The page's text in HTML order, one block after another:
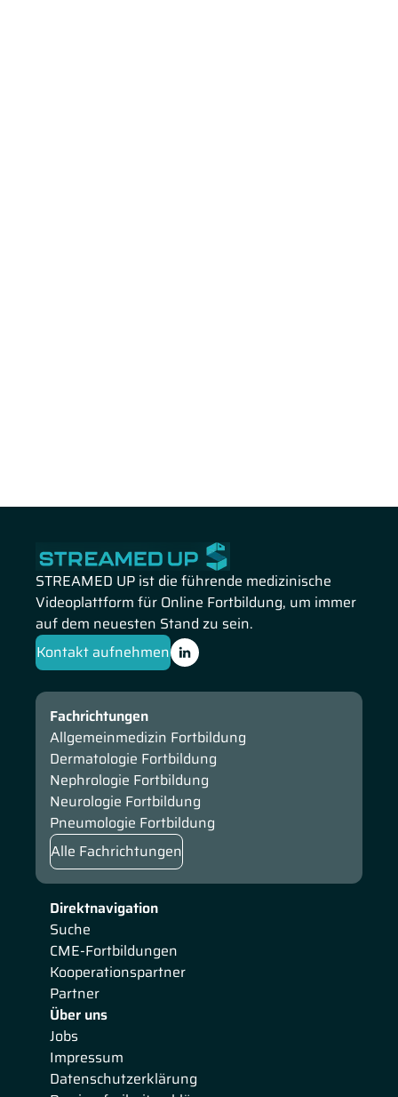
STREAMED UP ist die führende medizinische
Videoplattform für Online Fortbildung, um immer
auf dem neuesten Stand zu sein.
Kontakt aufnehmen
Direktnavigation
Suche
CME-Fortbildungen
Kooperationspartner
Partner
Über uns
Jobs
Impressum
Datenschutzerklärung
Fachrichtungen
Allgemeinmedizin Fortbildung
Dermatologie Fortbildung
Nephrologie Fortbildung
Neurologie Fortbildung
Pneumologie Fortbildung
Alle Fachrichtungen